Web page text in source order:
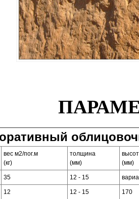
вес м2/пог.м
(кг)
толщина
(мм)
(мм)
35 12 - 15
12 12 - 15 170